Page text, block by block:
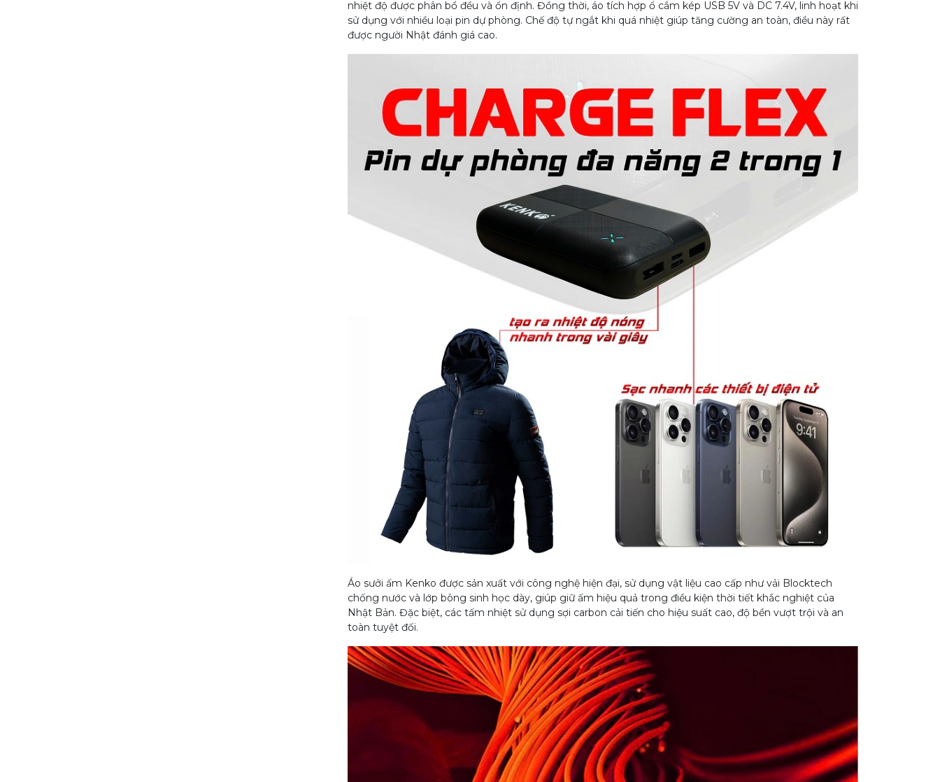
nhiệt độ được phân bổ đều và ổn định. Đồng thời, áo tích hợp ổ cắm kép USB 5V và DC 7.4V, linh hoạt khi
sử dụng với nhiều loại pin dự phòng. Chế độ tự ngắt khi quá nhiệt giúp tăng cường an toàn, điều này rất
được người Nhật đánh giá cao.
Áo sưởi ấm Kenko được sản xuất với công nghệ hiện đại, sử dụng vật liệu cao cấp như vải Blocktech
chống nước và lớp bông sinh học dày, giúp giữ ấm hiệu quả trong điều kiện thời tiết khắc nghiệt của
Nhật Bản. Đặc biệt, các tấm nhiệt sử dụng sợi carbon cải tiến cho hiệu suất cao, độ bền vượt trội và an
toàn tuyệt đối.